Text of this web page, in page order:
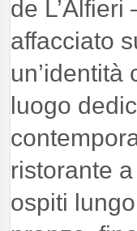
de
affacciato
luogo
ristorante
ospiti